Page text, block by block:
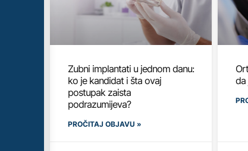
Zubni implantati u jednom danu:
ko je kandidat i šta ovaj
postupak zaista
podrazumijeva?
PROČITAJ OBJAVU »
da